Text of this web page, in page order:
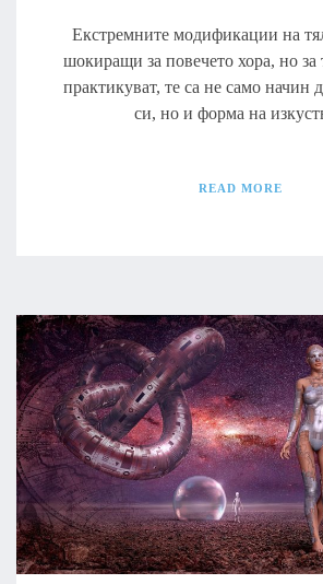
Екстремните модификации на
шокиращи за повечето хора, но за
практикуват, те са не само начин
си, но и форма на
READ MORE